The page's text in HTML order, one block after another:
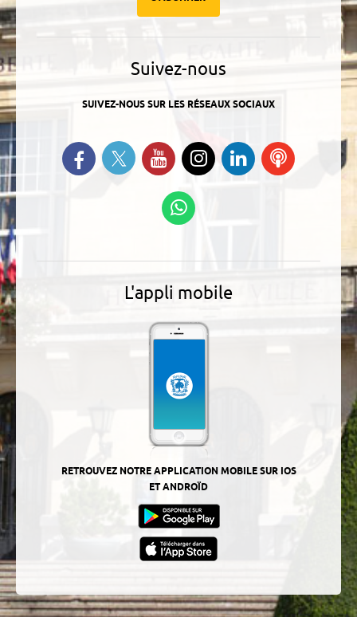
Suivez-nous
SUIVEZ-NOUS SUR LES RÉSEAUX SOCIAUX
Retrouvez-nous sur Facebook
Suivez-nous sur Twitter
Suivez-nous sur YouTube
Suivez-nous sur
Instagram
Retrouvez-
nous sur
Ecoutez
L'appli mobile
RETROUVEZ NOTRE APPLICATION MOBILE SUR IOS
ET ANDROÏD